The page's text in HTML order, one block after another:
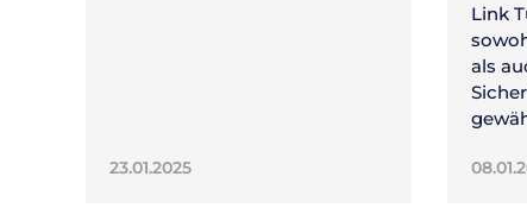
23.01.2025
Link
als